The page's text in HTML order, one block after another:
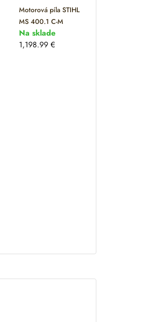
Motorová píla STIHL
MS 400.1 C-M
Na sklade
1,198.99€